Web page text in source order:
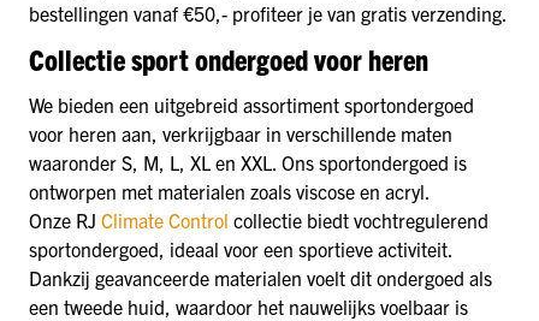
bestellingen vanaf €50,- profiteer je van gratis verzending.
Collectie sport ondergoed voor heren
We bieden een uitgebreid assortiment sportondergoed
voor heren aan, verkrijgbaar in verschillende maten
waaronder S, M, L, XL en XXL. Ons sportondergoed is
ontworpen met materialen zoals viscose en acryl.
Onze RJ Climate Control collectie biedt vochtregulerend
sportondergoed, ideaal voor een sportieve activiteit.
Dankzij geavanceerde materialen voelt dit ondergoed als
een tweede huid, waardoor het nauwelijks voelbaar is